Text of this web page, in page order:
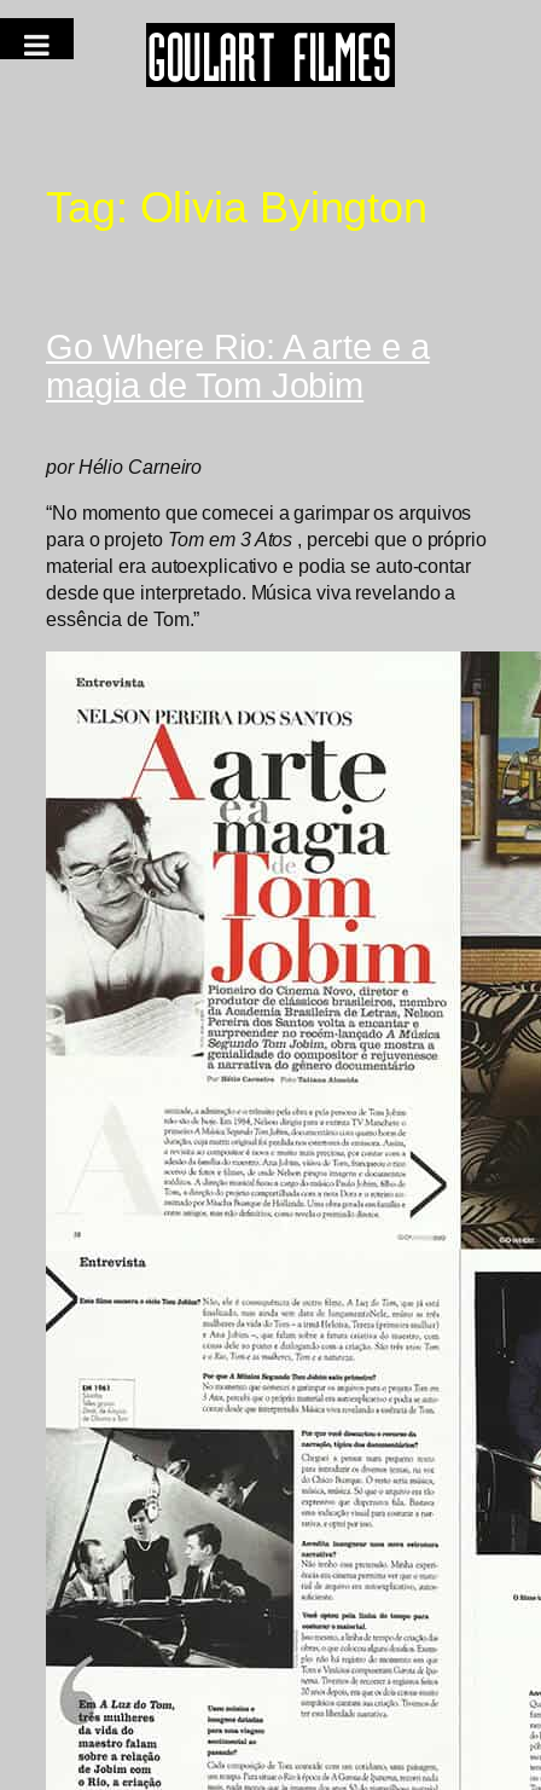
Tag: Olivia Byington
Go Where Rio: A arte e a
magia de Tom Jobim
por Hélio Carneiro
“No momento que comecei a garimpar os arquivos
para o projeto Tom em 3 Atos , percebi que o próprio
material era autoexplicativo e podia se auto-contar
desde que interpretado. Música viva revelando a
essência de Tom.”